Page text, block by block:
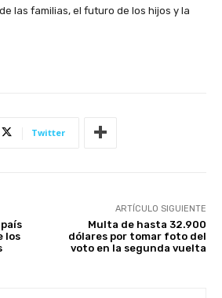
las familias, el futuro de los hijos y la
Twitter
los
ARTÍCULO SIGUIENTE
Multa de hasta 32.900
dólares por tomar foto del
voto en la segunda vuelta